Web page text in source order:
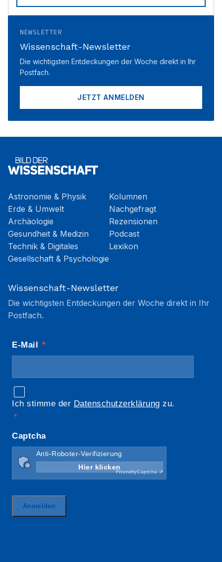
NEWSLETTER
Wissenschaft-Newsletter
Die wichtigsten Entdeckungen der Woche direkt in Ihr
Postfach.
JETZT ANMELDEN
Astronomie & Physik
Erde & Umwelt
Archäologie
Gesundheit & Medizin
Technik & Digitales
Gesellschaft & Psychologie
Kolumnen
Nachgefragt
Rezensionen
Podcast
Lexikon
Wissenschaft-Newsletter
Die wichtigsten Entdeckungen der Woche direkt in Ihr
Postfach.